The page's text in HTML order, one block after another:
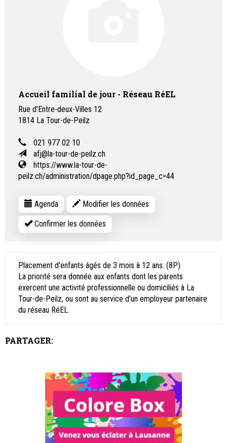
Accueil familial de jour - Réseau RéEL
Rue d'Entre-deux-Villes 12
1814 La Tour-de-Peilz
021 977 02 10
afj@la-tour-de-peilz.ch
https://www.la-tour-de-
peilz.ch/administration/dpage.php?id_page_c=44
Agenda Modifier les données
Confirmer les données
Placement d'enfants âgés de 3 mois à 12 ans. (8P)
La priorité sera donnée aux enfants dont les parents
exercent une activité professionnelle ou domiciliés à La
Tour-de-Peilz, ou sont au service d'un employeur partenaire
du réseau RéEL.
PARTAGER: